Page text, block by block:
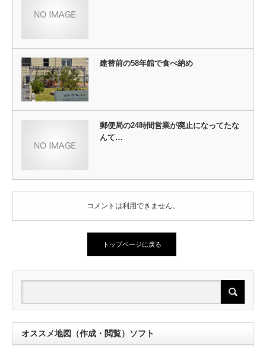
建替前の58年館で食べ納め
郵便局の24時間営業が廃止になってたな
んて…
コメントは利用できません。
トップページに戻る
オススメ地図（作成・閲覧）ソフト